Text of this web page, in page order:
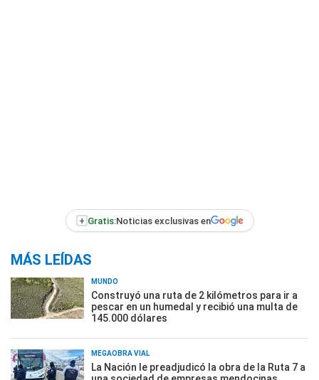
+ Gratis:Noticias exclusivas en
MÁS LEÍDAS
MUNDO
Construyó una ruta de 2 kilómetros para ir a
pescar en un humedal y recibió una multa de
145.000 dólares
MEGAOBRA VIAL
La Nación le preadjudicó la obra de la Ruta 7 a